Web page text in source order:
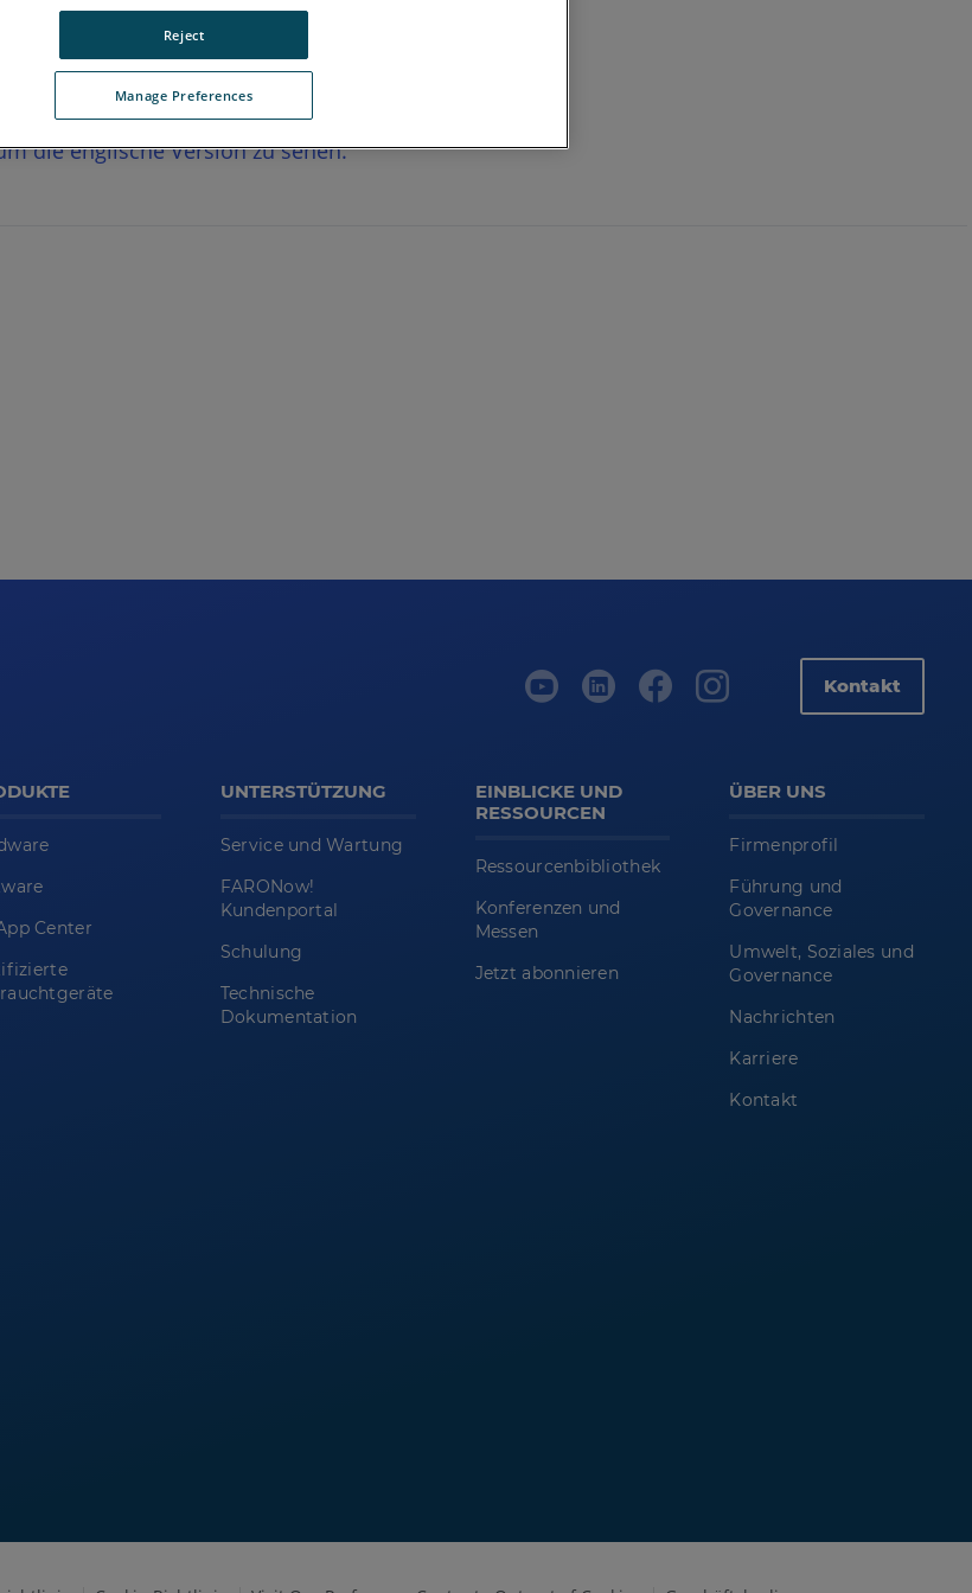
die englische Version zu sehen.
Kontakt
Center
UNTERSTÜTZUNG
Service und Wartung
FARONow!
Kundenportal
Schulung
Technische
Dokumentation
EINBLICKE UND
RESSOURCEN
Ressourcenbibliothek
Konferenzen und
Messen
Jetzt abonnieren
ÜBER UNS
Firmenprofil
Führung und
Governance
Umwelt, Soziales und
Governance
Nachrichten
Karriere
Kontakt
Manage Preferences
Reject